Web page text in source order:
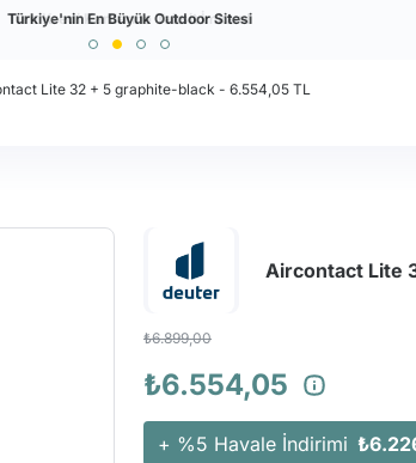
Türkiye'nin En Büyük Outdoor Sitesi
Tüm Kredi Kartlarına Taksit İmkanı!
Aircontact Lite
₺6.899,00
₺6.554,05
+ %5 Havale İndirimi